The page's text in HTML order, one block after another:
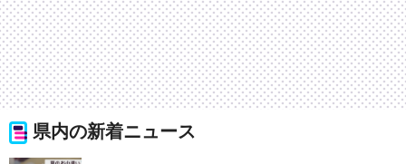
県内の新着ニュース